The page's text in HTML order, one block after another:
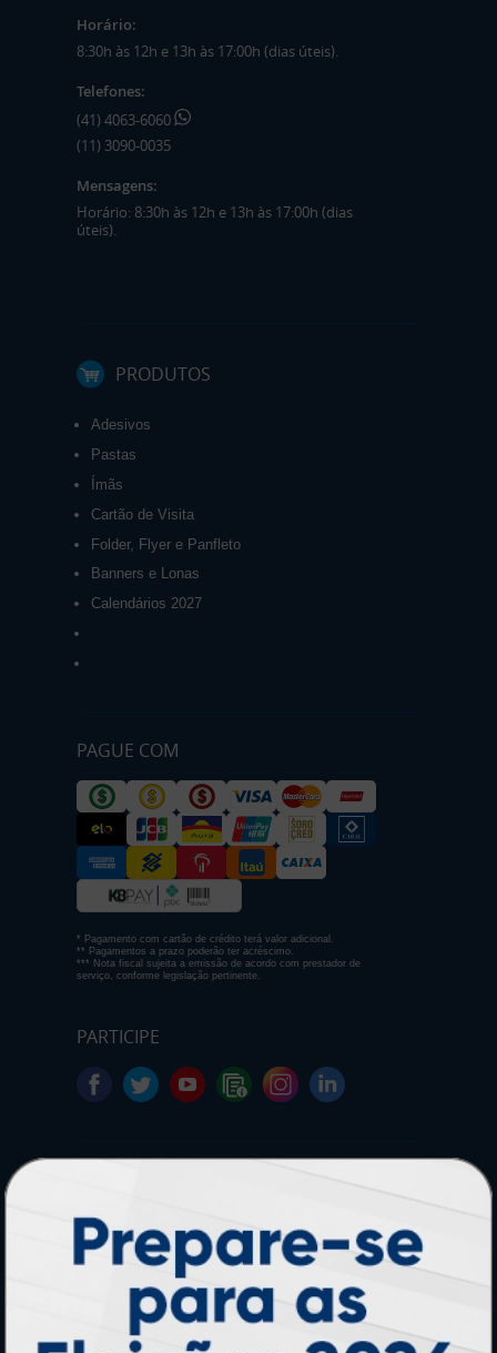
Horário:
8:30h às 12h e 13h às 17:00h (dias úteis).
Telefones:
(41) 4063-6060
(11) 3090-0035
Mensagens:
Horário: 8:30h às 12h e 13h às 17:00h (dias
úteis).
PRODUTOS
Adesivos
Pastas
Ímãs
Cartão de Visita
Folder, Flyer e Panfleto
Banners e Lonas
Calendários 2027
PAGUE COM
* Pagamento com cartão de crédito terá valor adicional.
** Pagamentos a prazo poderão ter acréscimo.
*** Nota fiscal sujeita a emissão de acordo com prestador de
serviço, conforme legislação pertinente.
PARTICIPE